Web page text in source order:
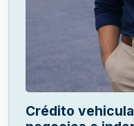
Crédito